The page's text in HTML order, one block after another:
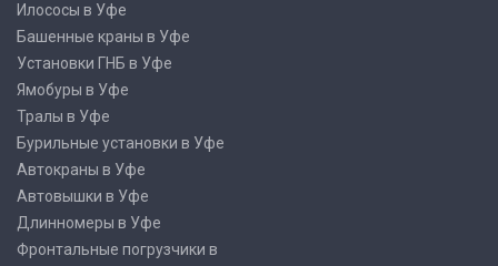
Илососы в Уфе
Башенные краны в Уфе
Установки ГНБ в Уфе
Ямобуры в Уфе
Тралы в Уфе
Бурильные установки в Уфе
Автокраны в Уфе
Автовышки в Уфе
Длинномеры в Уфе
Фронтальные погрузчики в